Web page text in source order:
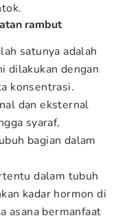
rambut
satunya adalah
dilakukan dengan
konsentrasi.
dan eksternal
syaraf,
bagian dalam
dalam tubuh
kadar hormon di
asana bermanfaat